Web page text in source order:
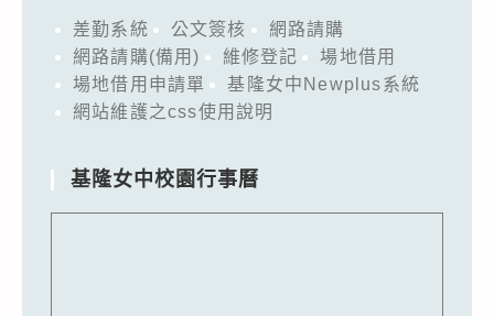
差勤系統 公文簽核
網路請購
網路請購(備用)
維修登記
場地借用
場地借用申請單
基隆女中Newplus系統
網站維護之css使用說明
基隆女中校園行事曆